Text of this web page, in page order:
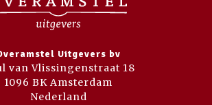
Uitgevers bv
van Vlissingenstraat 18
1096 BK Amsterdam
Nederland